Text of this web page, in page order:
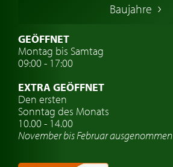
Schwedische Oldtimer
Oldtimer mit h-kennzeichen
Auto Oldtimer Markt
Oldtimer-Versicherung
Oldtimer-Clubs
Oldtimer-Reisen
Baujahre
GEÖFFNET
Montag bis Samtag
09:00 - 17:00
EXTRA GEÖFFNET
Den ersten
Sonntag des Monats
10.00 - 14.00
November bis Februar ausgenommen